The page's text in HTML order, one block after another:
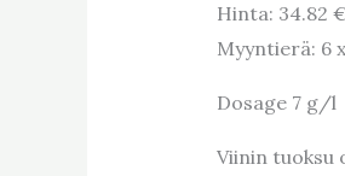
Hinta: 34.82
Myyntierä: 6
Dosage 7 g/l
Viinin tuoksu